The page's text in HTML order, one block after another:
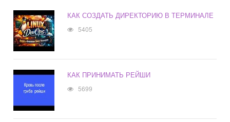
КАК СОЗДАТЬ ДИРЕКТОРИЮ В ТЕРМИНАЛЕ
5405
КАК ПРИНИМАТЬ РЕЙШИ
5699